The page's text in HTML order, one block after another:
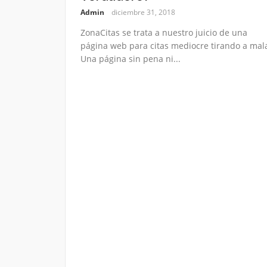
Admin diciembre 31, 2018
ZonaCitas se trata a nuestro juicio de una
página web para citas mediocre tirando a
Una página sin pena ni...